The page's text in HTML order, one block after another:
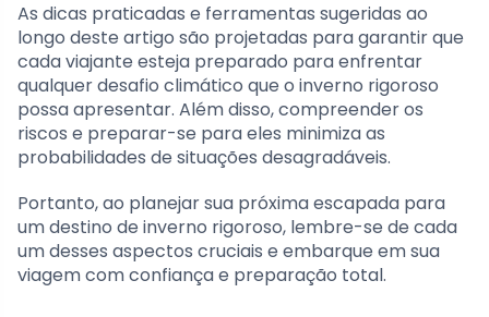
As dicas praticadas e ferramentas sugeridas ao
longo deste artigo são projetadas para garantir que
cada viajante esteja preparado para enfrentar
qualquer desafio climático que o inverno rigoroso
possa apresentar. Além disso, compreender os
riscos e preparar-se para eles minimiza as
probabilidades de situações desagradáveis.
Portanto, ao planejar sua próxima escapada para
um destino de inverno rigoroso, lembre-se de cada
um desses aspectos cruciais e embarque em sua
viagem com confiança e preparação total.